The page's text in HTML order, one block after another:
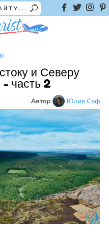
и Северу
часть 2
Автор Юлия Саф